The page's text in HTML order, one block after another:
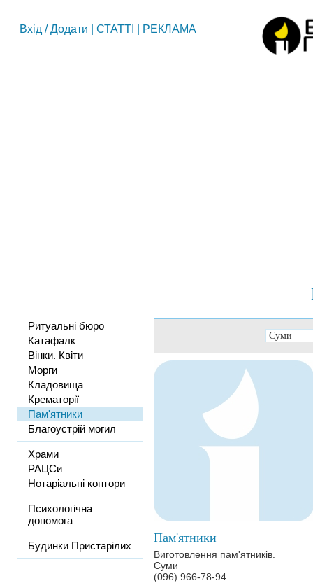
Вхід /Додати СТАТТІ РЕКЛАМА
Ритуальні бюро
Катафалк
Вінки. Квіти
Морги
Кладовища
Крематорії
Пам'ятники
Благоустрій могил
Храми
РАЦСи
Нотаріальні контори
Психологічна
допомога
Будинки Пристарілих
Пам'ятники
Виготовлення пам'ятників.
Суми
(096) 966-78-94